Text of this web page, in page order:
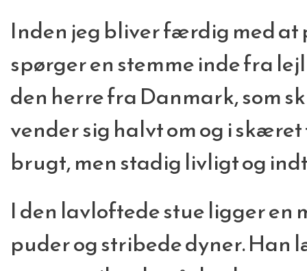
Inden jeg bliver færdig med
spørger en stemme inde fra
den herre fra Danmark, som
vender sig halvt om og i
brugt, men stadig livligt og
I den lavloftede stue ligger en
puder og stribede dyner.